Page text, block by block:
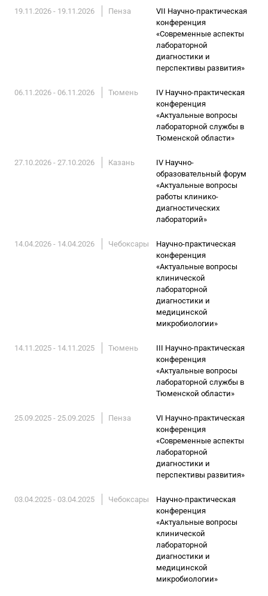
19.11.2026 - 19.11.2026 Пенза
VII Научно-практическая
конференция
«Современные аспекты
лабораторной
диагностики и
перспективы развития»
06.11.2026 - 06.11.2026 Тюмень
IV Научно-практическая
конференция
«Актуальные вопросы
лабораторной службы в
Тюменской области»
27.10.2026 - 27.10.2026 Казань
IV Научно-
образовательный форум
«Актуальные вопросы
работы клинико-
диагностических
лабораторий»
14.04.2026 - 14.04.2026 Чебоксары
Научно-практическая
конференция
«Актуальные вопросы
клинической
лабораторной
диагностики и
медицинской
микробиологии»
14.11.2025 - 14.11.2025 Тюмень
III Научно-практическая
конференция
«Актуальные вопросы
лабораторной службы в
Тюменской области»
25.09.2025 - 25.09.2025 Пенза
VI Научно-практическая
конференция
«Современные аспекты
лабораторной
диагностики и
перспективы развития»
03.04.2025 - 03.04.2025 Чебоксары
Научно-практическая
конференция
«Актуальные вопросы
клинической
лабораторной
диагностики и
медицинской
микробиологии»